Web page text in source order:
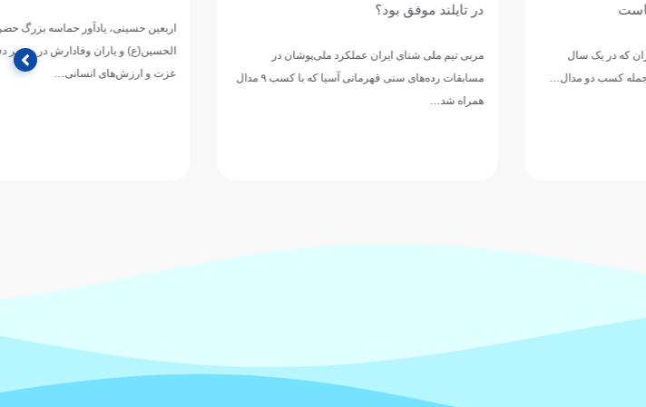
در تایلند موفق بود؟
مربی تیم ملی شنای ایران عملکرد ملی‌پوشان در
مسابقات رده‌های سنی قهرمانی آسیا که با کسب ۹ مدال
اربعین حسینی، یادآور حماسه بزرگ حضرت اباعبدالله
الحسین(ع) و یاران وفادارش در مسیر دفاع از حقیقت،
عزت و ارزش‌های انسانی…